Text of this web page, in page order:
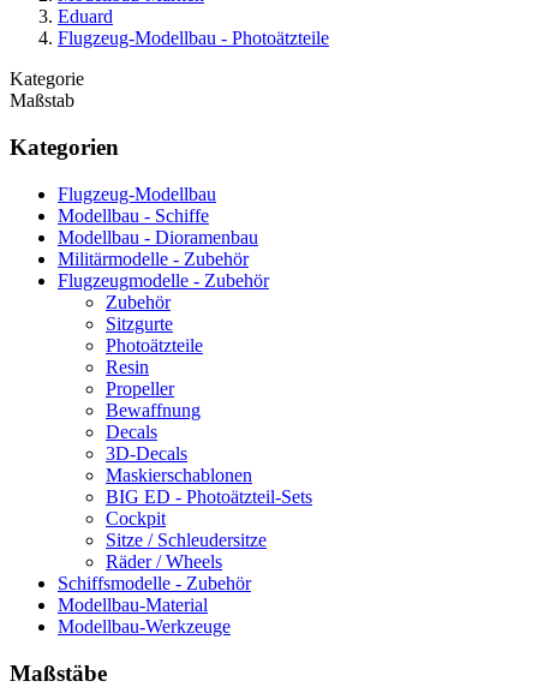
Eduard
Flugzeug-Modellbau - Photoätzteile
Kategorie
Maßstab
Kategorien
Flugzeug-Modellbau
Modellbau - Schiffe
Modellbau - Dioramenbau
Militärmodelle - Zubehör
Flugzeugmodelle - Zubehör
Zubehör
Sitzgurte
Photoätzteile
Resin
Propeller
Bewaffnung
Decals
3D-Decals
Maskierschablonen
BIG ED - Photoätzteil-Sets
Cockpit
Sitze / Schleudersitze
Räder / Wheels
Schiffsmodelle - Zubehör
Modellbau-Material
Modellbau-Werkzeuge
Maßstäbe